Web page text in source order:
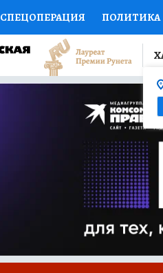
СПЕЦОПЕРАЦИЯ ПОЛИТИКА
НАУКА СПОРТ
ДОКТОР ФИНАНСЫ
ПРОГНОЗЫ НА СПОРТ
ТЕЛЕВИЗОР
НОВОЕ НА